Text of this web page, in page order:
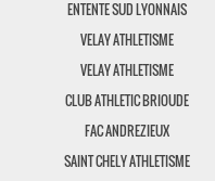
ENTENTE SUD LYONNAIS
VELAY ATHLETISME
VELAY ATHLETISME
CLUB ATHLETIC BRIOUDE
FAC ANDREZIEUX
SAINT CHELY ATHLETISME